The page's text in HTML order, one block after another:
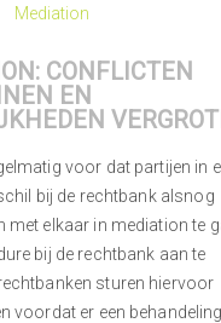
Mediation
CONFLICTEN
EN
voor dat partijen in
bij de rechtbank alsnog
met elkaar in mediation te
bij de rechtbank aan te
sturen hiervoor
voordat er een